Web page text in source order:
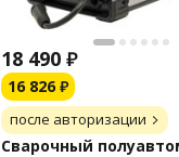
18 490 ₽
16 826 ₽
после авторизации
Сварочный